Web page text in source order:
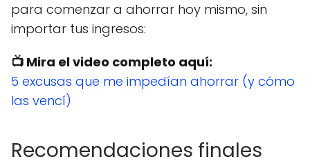
para comenzar a ahorrar hoy mismo, sin
importar tus ingresos:
📺 Mira el video completo aquí:
5 excusas que me impedían ahorrar (y cómo
las vencí)
Recomendaciones finales